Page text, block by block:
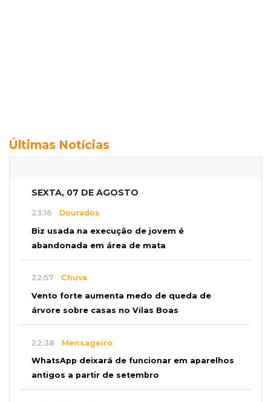
Últimas Notícias
SEXTA, 07 DE AGOSTO
23:16 Dourados
Biz usada na execução de jovem é
abandonada em área de mata
22:57 Chuva
Vento forte aumenta medo de queda de
árvore sobre casas no Vilas Boas
22:38 Mensageiro
WhatsApp deixará de funcionar em aparelhos
antigos a partir de setembro